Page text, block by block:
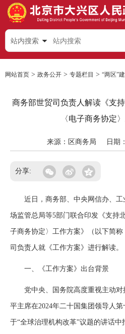
站内搜索
网站首页 > 政务公开 > 专题栏目 > “两区”
商务部世贸司负责人解读《支
〈电子商务协定
来源：区商务局 日期
分享:
近日，商务部、中央网信办、工
场监管总局等5部门联合印发《支持
子商务协定〉工作方案》（以下简
司负责人就《工作方案》进行解读。
一、《工作方案》出台背景
党中央、国务院高度重视主动对
平主席在2024年二十国集团领导人
于“全球治理机构改革”议题的讲话